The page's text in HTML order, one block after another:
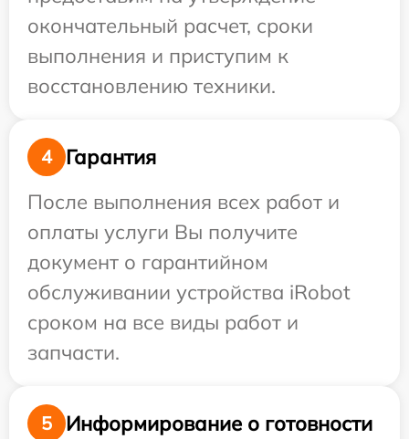
окончательный расчет, сроки
выполнения и приступим к
восстановлению техники.
4
Гарантия
После выполнения всех работ и
оплаты услуги Вы получите
документ о гарантийном
обслуживании устройства iRobot
сроком на все виды работ и
запчасти.
5
Информирование о готовности